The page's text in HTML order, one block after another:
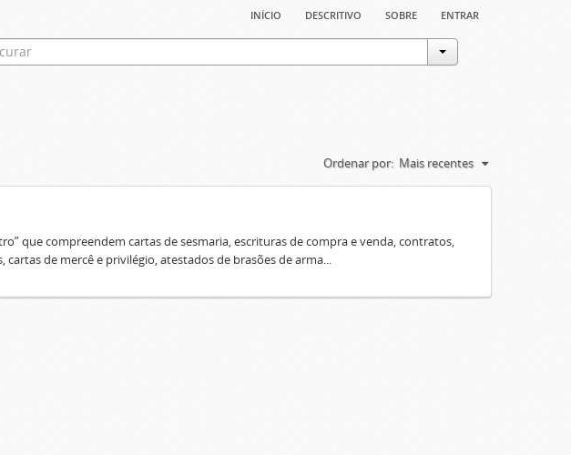
início descritivo sobre entrar
Ordenar por: Mais recentes
que compreendem cartas de sesmaria, escrituras de compra e venda, contratos,
de mercê e privilégio, atestados de brasões de arma...